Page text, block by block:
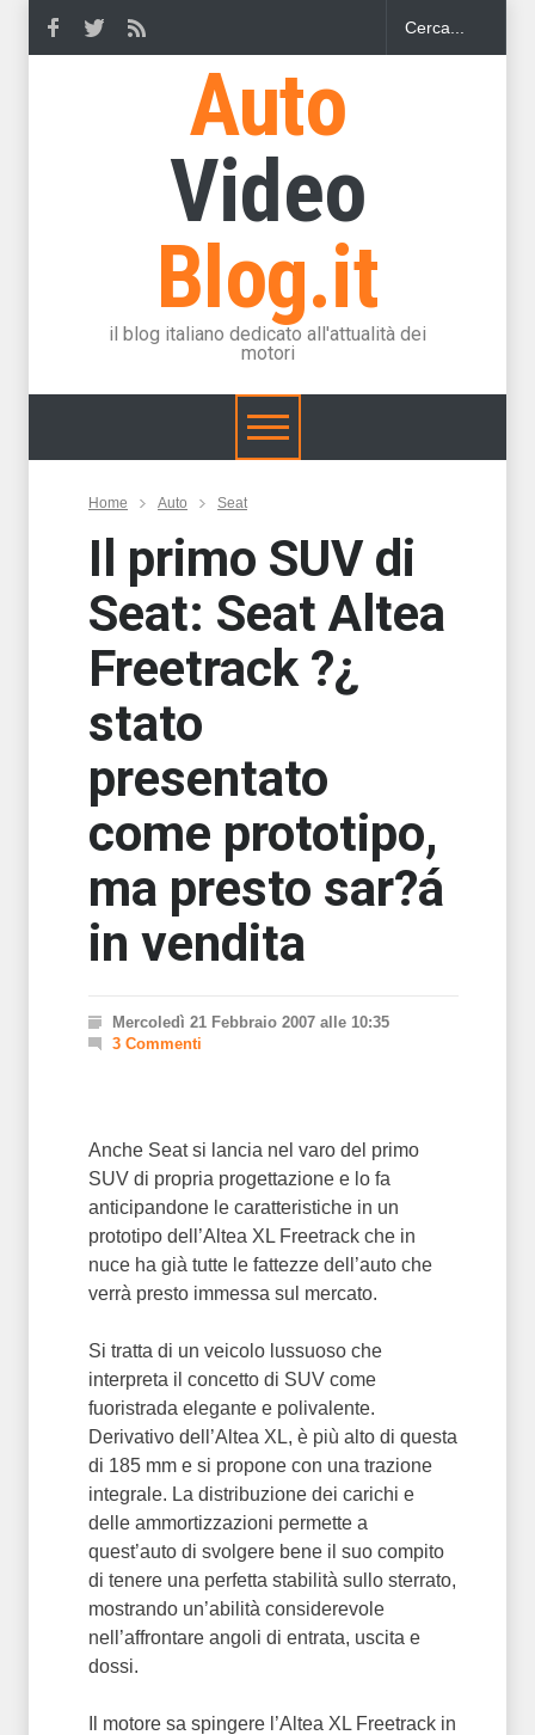
Auto
Video
Blog.it
il blog italiano dedicato all'attualità dei
motori
Home Auto Seat
Il primo SUV di
Seat: Seat Altea
Freetrack ?¿
stato
presentato
come prototipo,
ma presto sar?á
in vendita
Mercoledì 21 Febbraio 2007 alle 10:35
3 Commenti
Anche Seat si lancia nel varo del primo
SUV di propria progettazione e lo fa
anticipandone le caratteristiche in un
prototipo dell’Altea XL Freetrack che in
nuce ha già tutte le fattezze dell’auto che
verrà presto immessa sul mercato.
Si tratta di un veicolo lussuoso che
interpreta il concetto di SUV come
fuoristrada elegante e polivalente.
Derivativo dell’Altea XL, è più alto di questa
di 185 mm e si propone con una trazione
integrale. La distribuzione dei carichi e
delle ammortizzazioni permette a
quest’auto di svolgere bene il suo compito
di tenere una perfetta stabilità sullo sterrato,
mostrando un’abilità considerevole
nell’affrontare angoli di entrata, uscita e
dossi.
Il motore sa spingere l’Altea XL Freetrack in